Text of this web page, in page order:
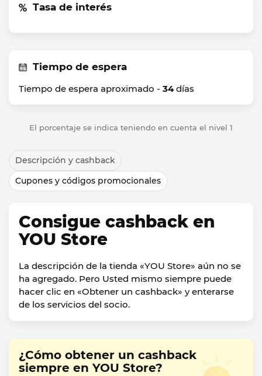
Tasa de interés
Tiempo de espera
Tiempo de espera aproximado - 34días
El porcentaje se indica teniendo en cuenta el nivel 1
Descripción y cashback
Cupones y códigos promocionales
Consigue cashback en
YOU Store
La descripción de la tienda «YOU Store» aún no se
ha agregado. Pero Usted mismo siempre puede
hacer clic en «Obtener un cashback» y enterarse
de los servicios del socio.
¿Cómo obtener un cashback
siempre en YOU Store?